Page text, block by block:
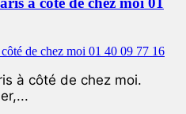
à côté de chez moi.